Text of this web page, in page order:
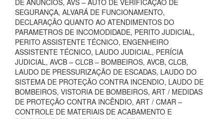
DE ANÚNCIOS, AVS – AUTO DE VERIFICAÇÃO DE
SEGURANÇA, ALVARÁ DE FUNCIONAMENTO,
DECLARAÇÃO QUANTO AO ATENDIMENTOS DO
PARAMETROS DE INCOMODIDADE, PERITO JUDICIAL,
PERITO ASSISTENTE TÉCNICO, ENGENHEIRO
ASSISTENTE TÉCNICO, LAUDO JUDICIAL, PERÍCIA
JUDICIAL, AVCB – CLCB – BOMBEIROS, AVCB, CLCB,
LAUDO DE PRESSURIZAÇÃO DE ESCADAS, LAUDO DO
SISTEMA DE PROTEÇÃO CONTRA INCENDIO, LAUDO DE
BOMBEIROS, VISTORIA DE BOMBEIROS, ART / MEDIDAS
DE PROTEÇÃO CONTRA INCÊNDIO, ART / CMAR –
CONTROLE DE MATERIAIS DE ACABAMENTO E